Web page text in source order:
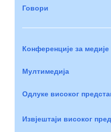
Говори
Конференције за медије
Мултимедија
Одлуке високог
Извјештаји високог